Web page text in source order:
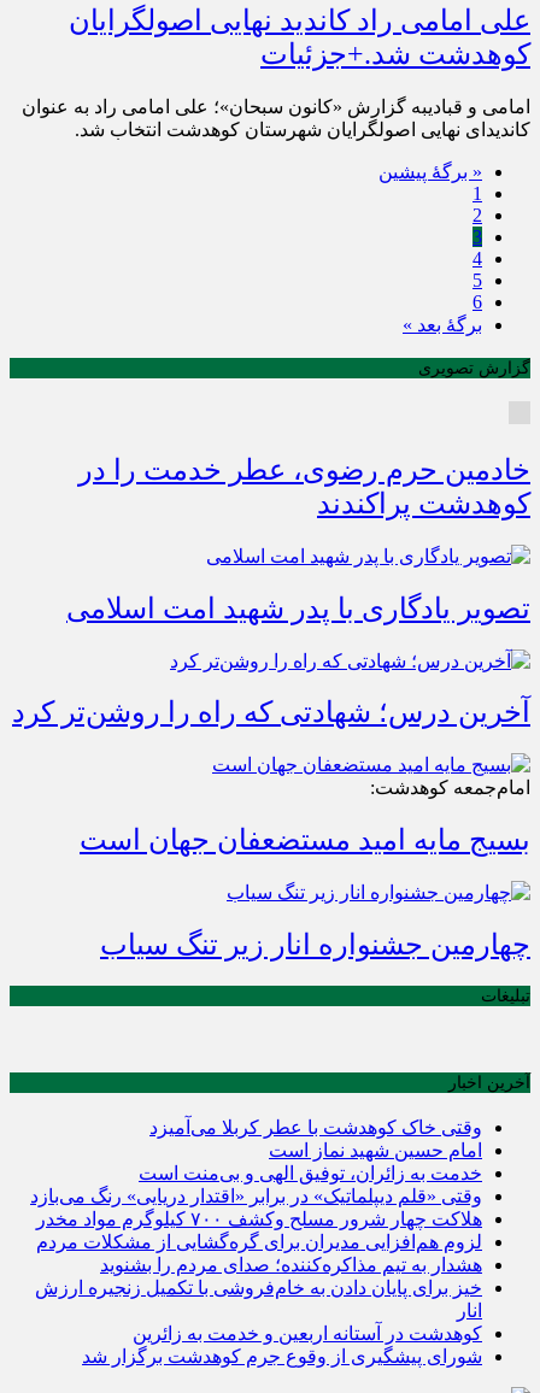
علی امامی راد کاندید نهایی اصولگرایان
کوهدشت شد.+جزئیات
امامی و قبادیبه گزارش «کانون سبحان»؛ علی امامی راد به عنوان
کاندیدای نهایی اصولگرایان شهرستان کوهدشت انتخاب شد.
« برگه‌ٔ پیشین
1
2
3
4
5
6
برگهٔ بعد »
گزارش تصویری
خادمین حرم رضوی، عطر خدمت را در
کوهدشت پراکندند
تصویر یادگاری با پدر شهید امت اسلامی
آخرین درس؛ شهادتی که راه را روشن‌تر کرد
امام‌جمعه کوهدشت:
بسیج مایه امید مستضعفان جهان است
چهارمین جشنواره انار زیر تنگ سیاب
تبلیغات
آخرین اخبار
وقتی خاک کوهدشت با عطر کربلا می‌آمیزد
امام حسین شهید نماز است
خدمت به زائران، توفیق الهی و بی‌منت است
وقتی «قلم دیپلماتیک» در برابر «اقتدار دریایی» رنگ می‌بازد
هلاکت چهار شرور مسلح وکشف ۷۰۰ کیلوگرم مواد مخدر
لزوم هم‌افزایی مدیران برای گره‌گشایی از مشکلات مردم
هشدار به تیم مذاکره‌کننده؛ صدای مردم را بشنوید
خیز برای پایان دادن به خام‌فروشی با تکمیل زنجیره ارزش
انار
کوهدشت در آستانه اربعین و خدمت‌ به زائرین
شورای پیشگیری از وقوع جرم کوهدشت برگزار شد